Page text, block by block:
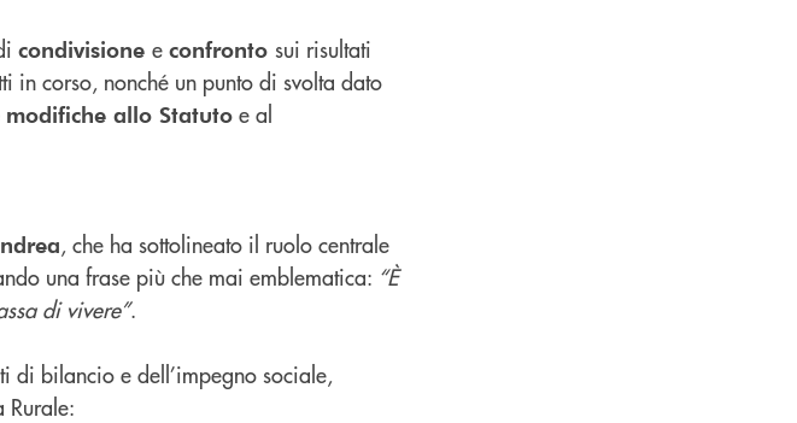
condivisione e confronto sui risultati
in corso, nonché un punto di svolta dato
modifiche allo Statuto e al
, che ha sottolineato il ruolo centrale
una frase più che mai emblematica: “È
di vivere”.
di bilancio e dell’impegno sociale,
Rurale: